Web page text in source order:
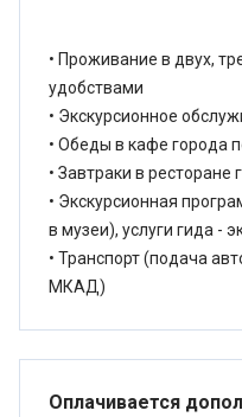
• Проживание в двух,
удобствами
• Экскурсионное
• Обеды в кафе города
• Завтраки в
• Экскурсионная
в музеи), услуги гида -
• Транспорт (подача
МКАД)
Оплачивается